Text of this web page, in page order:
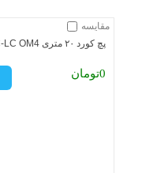
مقایسه
پچ کورد ۲۰ متری LC-LC OM4
0تومان